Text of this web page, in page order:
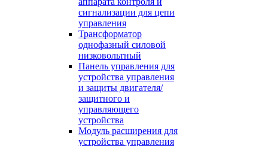
сигнализации для цепи
управления
Трансформатор
однофазный силовой
низковольтный
Панель управления для
устройства управления
и защиты двигателя/
защитного и
управляющего
устройства
Модуль расширения для
устройства управления